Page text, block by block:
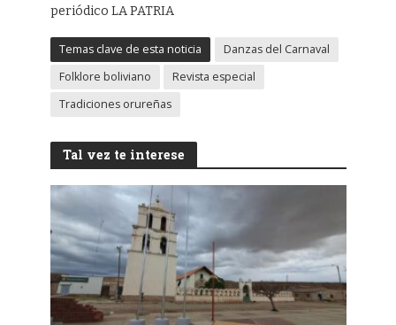
periódico LA PATRIA
Temas clave de esta noticia
Danzas del Carnaval
Folklore boliviano
Revista especial
Tradiciones orureñas
Tal vez te interese